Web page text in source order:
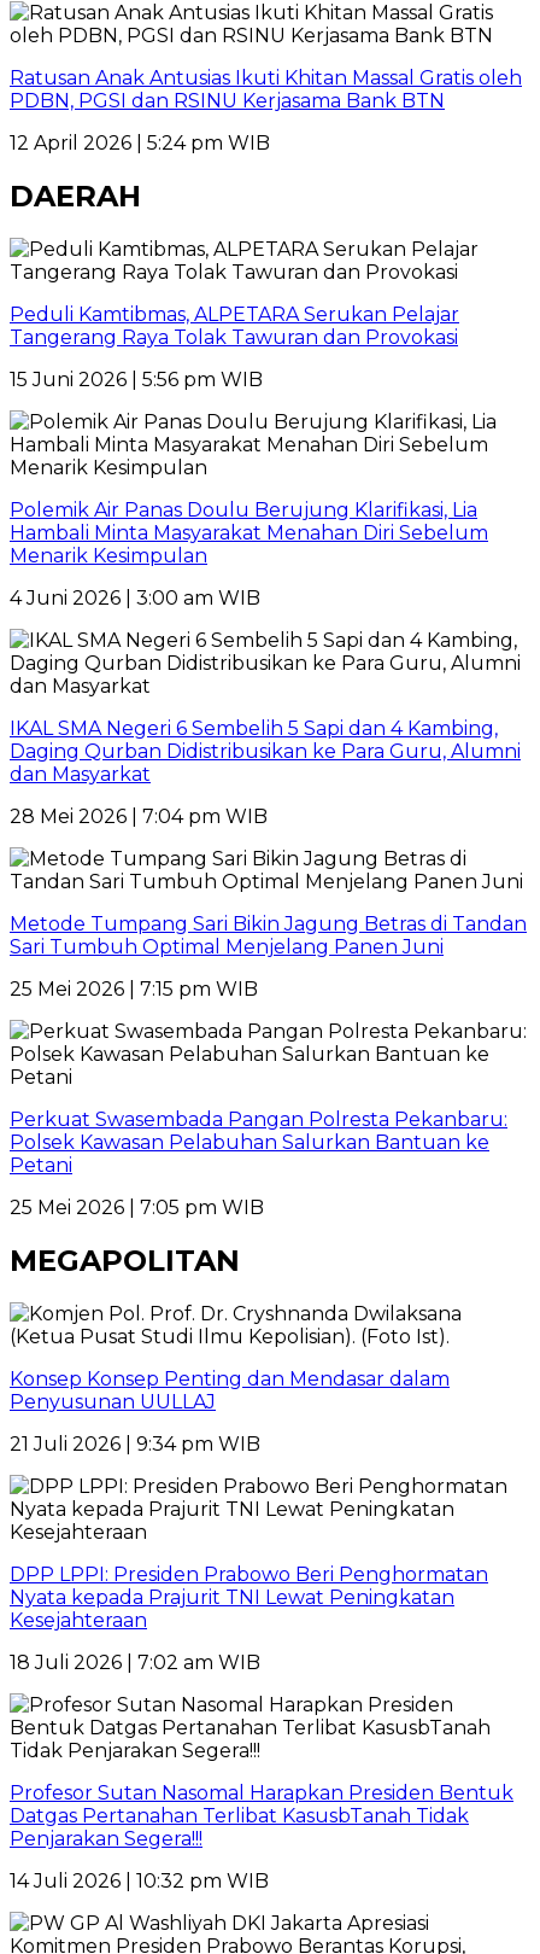
Ratusan Anak Antusias Ikuti Khitan Massal Gratis oleh
PDBN, PGSI dan RSINU Kerjasama Bank BTN
12 April 2026 | 5:24 pm WIB
DAERAH
Peduli Kamtibmas, ALPETARA Serukan Pelajar
Tangerang Raya Tolak Tawuran dan Provokasi
15 Juni 2026 | 5:56 pm WIB
Polemik Air Panas Doulu Berujung Klarifikasi, Lia
Hambali Minta Masyarakat Menahan Diri Sebelum
Menarik Kesimpulan
4 Juni 2026 | 3:00 am WIB
IKAL SMA Negeri 6 Sembelih 5 Sapi dan 4 Kambing,
Daging Qurban Didistribusikan ke Para Guru, Alumni
dan Masyarkat
28 Mei 2026 | 7:04 pm WIB
Metode Tumpang Sari Bikin Jagung Betras di Tandan
Sari Tumbuh Optimal Menjelang Panen Juni
25 Mei 2026 | 7:15 pm WIB
Perkuat Swasembada Pangan Polresta Pekanbaru:
Polsek Kawasan Pelabuhan Salurkan Bantuan ke
Petani
25 Mei 2026 | 7:05 pm WIB
MEGAPOLITAN
Konsep Konsep Penting dan Mendasar dalam
Penyusunan UULLAJ
21 Juli 2026 | 9:34 pm WIB
DPP LPPI: Presiden Prabowo Beri Penghormatan
Nyata kepada Prajurit TNI Lewat Peningkatan
Kesejahteraan
18 Juli 2026 | 7:02 am WIB
Profesor Sutan Nasomal Harapkan Presiden Bentuk
Datgas Pertanahan Terlibat KasusbTanah Tidak
Penjarakan Segera!!!
14 Juli 2026 | 10:32 pm WIB